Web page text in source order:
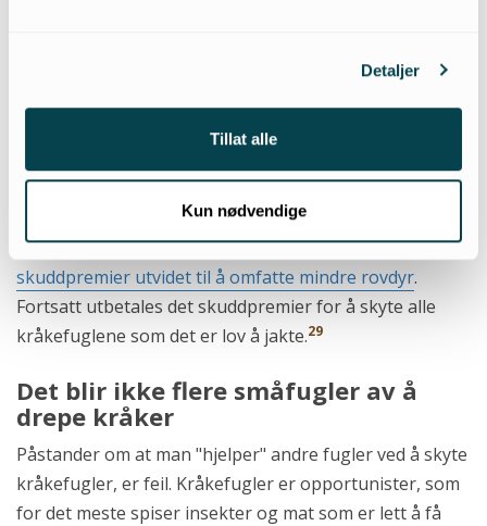
Detaljer
Tillat alle
Kun nødvendige
konservator ved Universitetets zoologiske museum.28
Det var først og fremst de store rovdyrene og
rovfuglene man ville til livs – og det ble skuddpremie
for å skyte bl.a. ulv, bjørn, jerv og gaupe.
Les mer om de
store rovdyrene
I 1899 ble listen over rovdyr som skulle forfølges med
skuddpremier utvidet til å omfatte mindre rovdyr.
Fortsatt utbetales det skuddpremier for å skyte alle
kråkefuglene som det er lov å jakte.29
Det blir ikke flere småfugler av å
drepe kråker
Påstander om at man "hjelper" andre fugler ved å skyte
kråkefugler, er feil. Kråkefugler er opportunister, som
for det meste spiser insekter og mat som er lett å få